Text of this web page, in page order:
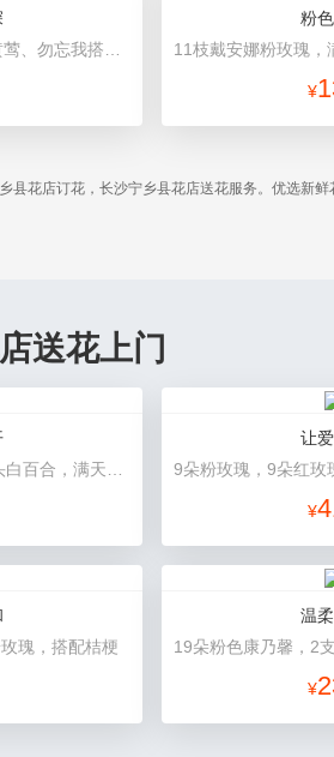
粉
¥
县花店订花，长沙宁乡县花店送花服务。优选新
送花上门
让
¥
瑰，搭配桔梗
温
¥